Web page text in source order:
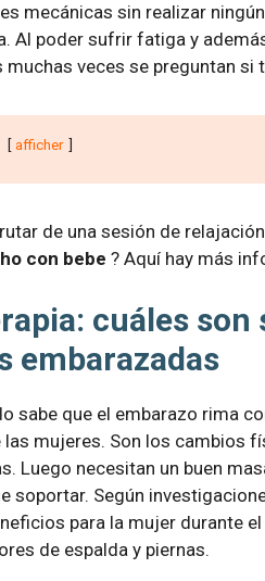
mecánicas sin realizar
Al poder sufrir fatiga y
muchas veces se preguntan
afficher
de una sesión de
con bebe ? Aquí hay más
cuáles
embarazadas
sabe que el embarazo rima
las mujeres. Son los cambios
Luego necesitan un buen
soportar. Según
para la mujer durante
de espalda y piernas.